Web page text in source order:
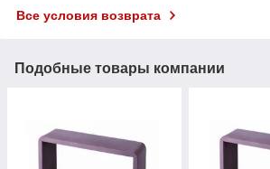
Все условия возврата
Подобные товары компании